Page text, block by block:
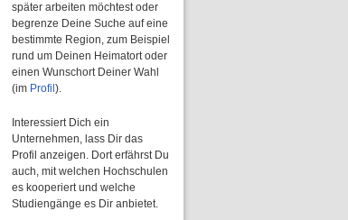
später arbeiten möchtest oder
begrenze Deine Suche auf eine
bestimmte Region, zum Beispiel
rund um Deinen Heimatort oder
einen Wunschort Deiner Wahl
(im Profil ).
Interessiert Dich ein
Unternehmen, lass Dir das
Profil anzeigen. Dort erfährst Du
auch, mit welchen Hochschulen
es kooperiert und welche
Studiengänge es Dir anbietet.